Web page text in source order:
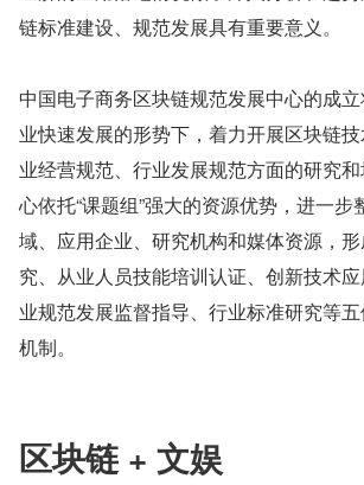
链标准建设、规范发展具有重要意义。
中国电子商务区块链规范发展中心的成
业快速发展的形势下，着力开展区块链
业经营规范、行业发展规范方面的研究
心依托“课题组”强大的资源优势，进一步
域、应用企业、研究机构和媒体资源，
究、从业人员技能培训认证、创新技术
业规范发展监督指导、行业标准研究等
机制。
区块链 + 文娱